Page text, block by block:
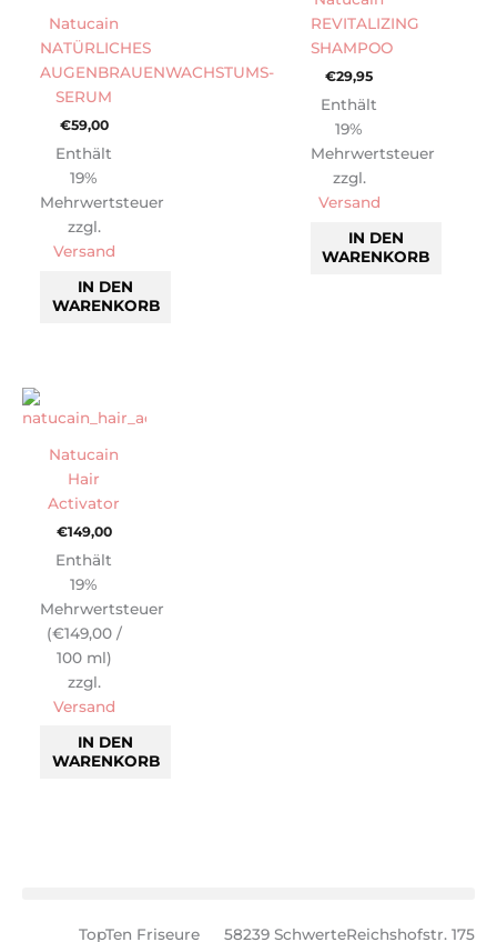
Natucain
NATÜRLICHES
AUGENBRAUENWACHSTUMS-
SERUM
€59,00
Enthält
19%
Mehrwertsteuer
zzgl.
Versand
IN DEN
WARENKORB
REVITALIZING
SHAMPOO
€29,95
Enthält
19%
Mehrwertsteuer
zzgl.
Versand
IN DEN
WARENKORB
Natucain
Hair
Activator
€149,00
Enthält
19%
Mehrwertsteuer
(€149,00/
100 ml)
zzgl.
Versand
IN DEN
WARENKORB
TopTen Friseure 58239 SchwerteReichshofstr. 175